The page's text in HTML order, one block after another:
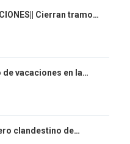
Cierran tramo…
vacaciones en la…
clandestino de…